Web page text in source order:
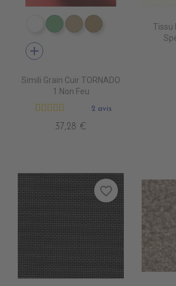
EN3000 NEIGE
EN3010 TURQUOISE
EN3020 FICELLE
EN3030 LIN
add
Simili Grain Cuir TORNADO
1 Non Feu
2 avis
37,28 €
Tissu
favorite_border